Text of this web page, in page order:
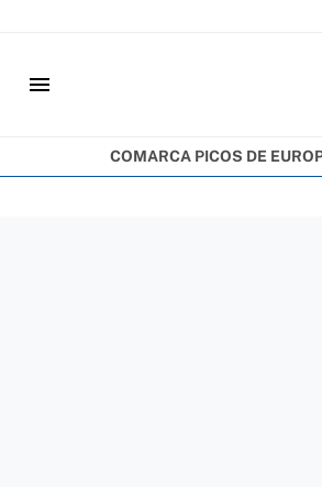
menu
COMARCA PICOS DE